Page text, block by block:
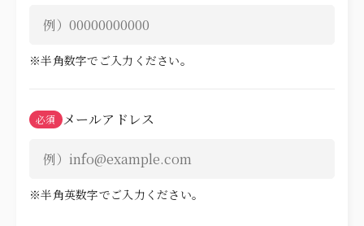
※半角数字でご入力ください。
必須 メールアドレス
※半角英数字でご入力ください。